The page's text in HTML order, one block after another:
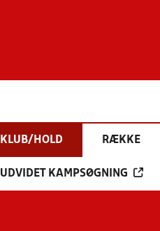
KLUB/HOLD RÆKKE
UDVIDET KAMPSØGNING